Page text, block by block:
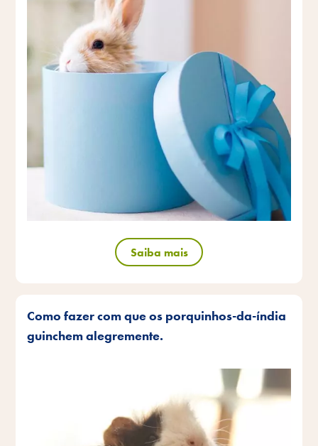
Saiba mais
Como fazer com que os porquinhos-da-índia
guinchem alegremente.